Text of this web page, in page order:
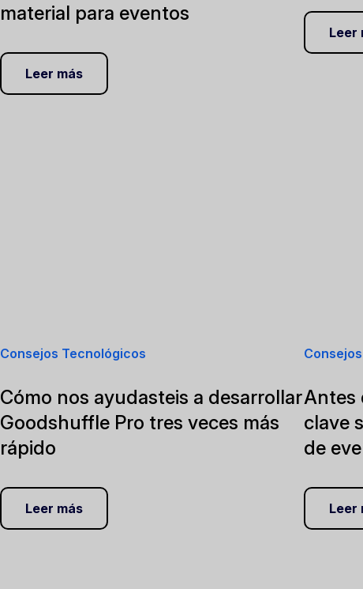
material para eventos
Leer más
Leer
Consejos Tecnológicos
Cómo nos ayudasteis a desarrollar
Goodshuffle Pro tres veces más
rápido
Leer más
Antes
clave
de
Leer